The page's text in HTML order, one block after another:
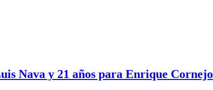
Nava y 21 años para Enrique Cornejo